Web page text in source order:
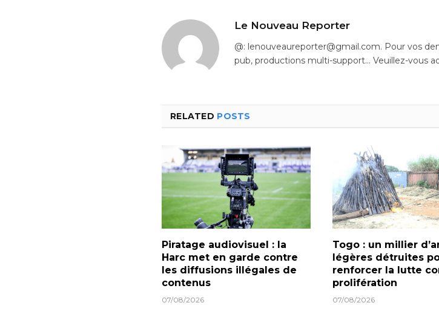
Le Nouveau Reporter
@: lenouveaureporter@gmail.com. Pour vos
pub, productions multi-support… Veuillez-vous
RELATED POSTS
Piratage audiovisuel : la
Harc met en garde contre
les diffusions illégales de
contenus
07/08/2026
Togo : un millier
légères détruites
renforcer la lutte
prolifération
07/08/2026